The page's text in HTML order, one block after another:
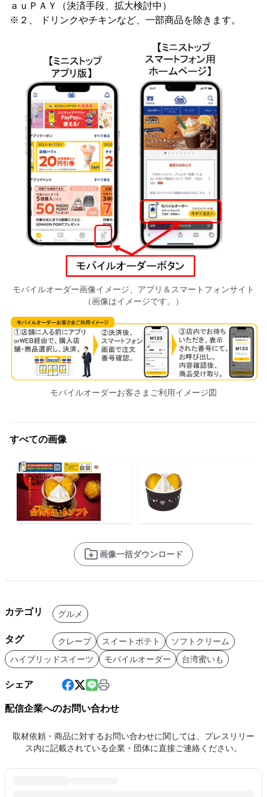
ａｕＰＡＹ（決済手段、拡大検討中）
※２、 ドリンクやチキンなど、一部商品を除きます。
モバイルオーダー画像イメージ、アプリ＆スマートフォンサイト
（画像はイメージです。）
モバイルオーダーお客さまご利用イメージ図
すべての画像
画像一括ダウンロード
カテゴリ グルメ
タグ クレープ スイートポテト
ソフトクリーム
ハイブリッドスイーツ
モバイルオーダー 台湾蜜いも
シェア
配信企業へのお問い合わせ
取材依頼・商品に対するお問い合わせに関しては、プレスリリー
ス内に記載されている企業・団体に直接ご連絡ください。